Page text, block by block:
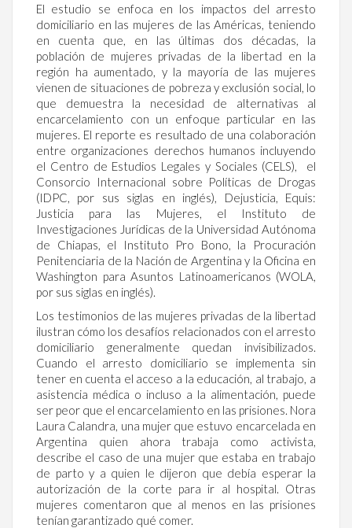
El estudio se enfoca en los impactos del arresto
domiciliario en las mujeres de las Américas, teniendo
en cuenta que, en las últimas dos décadas, la
población de mujeres privadas de la libertad en la
región ha aumentado, y la mayoría de las mujeres
vienen de situaciones de pobreza y exclusión social, lo
que demuestra la necesidad de alternativas al
encarcelamiento con un enfoque particular en las
mujeres. El reporte es resultado de una colaboración
entre organizaciones derechos humanos incluyendo
el Centro de Estudios Legales y Sociales (CELS), el
Consorcio Internacional sobre Políticas de Drogas
(IDPC, por sus siglas en inglés), Dejusticia, Equis:
Justicia para las Mujeres, el Instituto de
Investigaciones Jurídicas de la Universidad Autónoma
de Chiapas, el Instituto Pro Bono, la Procuración
Penitenciaria de la Nación de Argentina y la Oficina en
Washington para Asuntos Latinoamericanos (WOLA,
por sus siglas en inglés).
Los testimonios de las mujeres privadas de la libertad
ilustran cómo los desafíos relacionados con el arresto
domiciliario generalmente quedan invisibilizados.
Cuando el arresto domiciliario se implementa sin
tener en cuenta el acceso a la educación, al trabajo, a
asistencia médica o incluso a la alimentación, puede
ser peor que el encarcelamiento en las prisiones. Nora
Laura Calandra, una mujer que estuvo encarcelada en
Argentina quien ahora trabaja como activista,
describe el caso de una mujer que estaba en trabajo
de parto y a quien le dijeron que debía esperar la
autorización de la corte para ir al hospital. Otras
mujeres comentaron que al menos en las prisiones
tenían garantizado qué comer.